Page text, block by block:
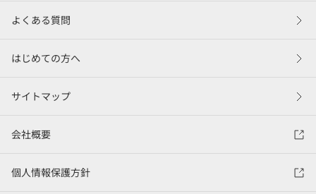
よくある質問
はじめての方へ
サイトマップ
会社概要
個人情報保護方針